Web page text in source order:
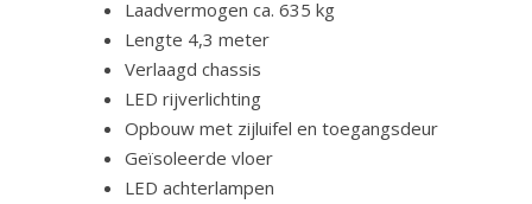
Laadvermogen ca. 635 kg
Lengte 4,3 meter
Verlaagd chassis
LED rijverlichting
Opbouw met zijluifel en toegangsdeur
Geïsoleerde vloer
LED achterlampen